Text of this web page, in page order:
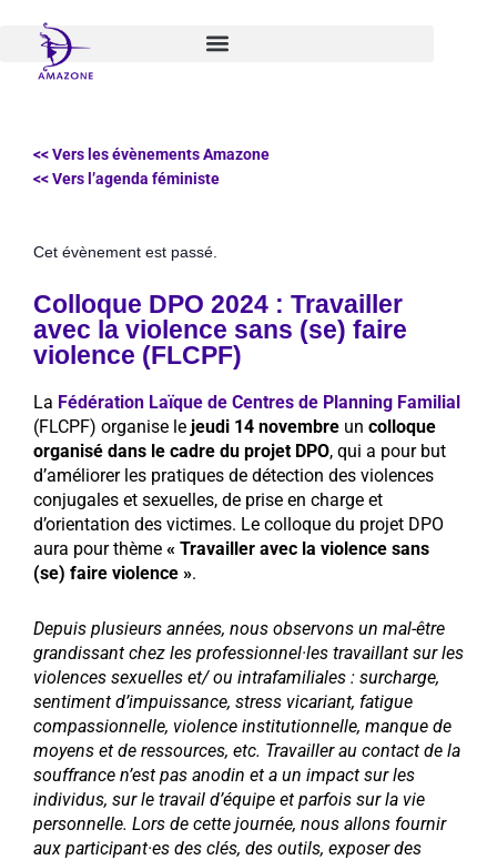
contenu
<< Vers les évènements Amazone
<< Vers l’agenda féministe
Cet évènement est passé.
Colloque DPO 2024 : Travailler
avec la violence sans (se) faire
violence (FLCPF)
La Fédération Laïque de Centres de Planning Familial
(FLCPF) organise le jeudi 14 novembre un colloque
organisé dans le cadre du projet DPO, qui a pour but
d’améliorer les pratiques de détection des violences
conjugales et sexuelles, de prise en charge et
d’orientation des victimes. Le colloque du projet DPO
aura pour thème « Travailler avec la violence sans
(se) faire violence ».
Depuis plusieurs années, nous observons un mal-être
grandissant chez les professionnel·les travaillant sur les
violences sexuelles et/ ou intrafamiliales : surcharge,
sentiment d’impuissance, stress vicariant, fatigue
compassionnelle, violence institutionnelle, manque de
moyens et de ressources, etc. Travailler au contact de la
souffrance n’est pas anodin et a un impact sur les
individus, sur le travail d’équipe et parfois sur la vie
personnelle. Lors de cette journée, nous allons fournir
aux participant·es des clés, des outils, exposer des